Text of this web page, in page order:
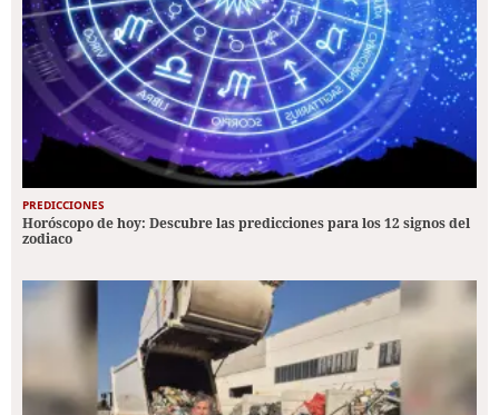
PREDICCIONES
Horóscopo de hoy: Descubre las predicciones para los 12 signos del
zodiaco